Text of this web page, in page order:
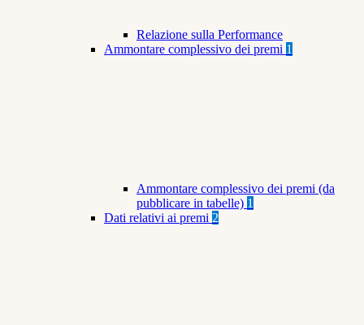
Relazione sulla Performance
Ammontare complessivo dei premi 1
Ammontare complessivo dei premi (da
pubblicare in tabelle) 1
Dati relativi ai premi 2